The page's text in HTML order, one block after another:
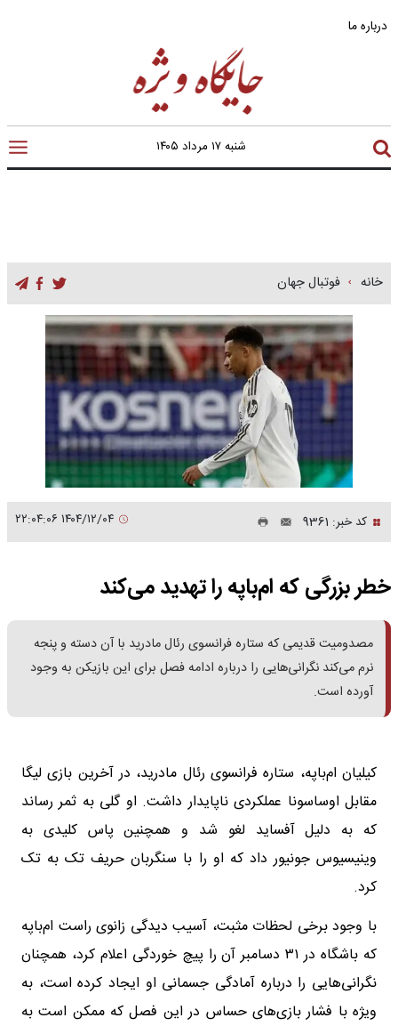
درباره ما
شنبه ۱۷ مرداد ۱۴۰۵
خانه فوتبال جهان
کد خبر: 9361
خطر بزرگی که ام‌باپه را تهدید می‌کند
مصدومیت قدیمی که ستاره فرانسوی رئال مادرید با آن دسته و پنجه
نرم می‌کند نگرانی‌هایی را درباره ادامه فصل برای این بازیکن به وجود
آورده است.
کیلیان ام‌باپه، ستاره فرانسوی رئال مادرید، در آخرین بازی لیگا
مقابل اوساسونا عملکردی ناپایدار داشت. او گلی به ثمر رساند
که به دلیل آفساید لغو شد و همچنین پاس کلیدی به
وینیسیوس جونیور داد که او را با سنگربان حریف تک به تک
کرد.
با وجود برخی لحظات مثبت، آسیب دیدگی زانوی راست ام‌باپه
که باشگاه در ۳۱ دسامبر آن را پیچ خوردگی اعلام کرد، همچنان
نگرانی‌هایی را درباره آمادگی جسمانی او ایجاد کرده است، به
ویژه با فشار بازی‌های حساس در این فصل که ممکن است به